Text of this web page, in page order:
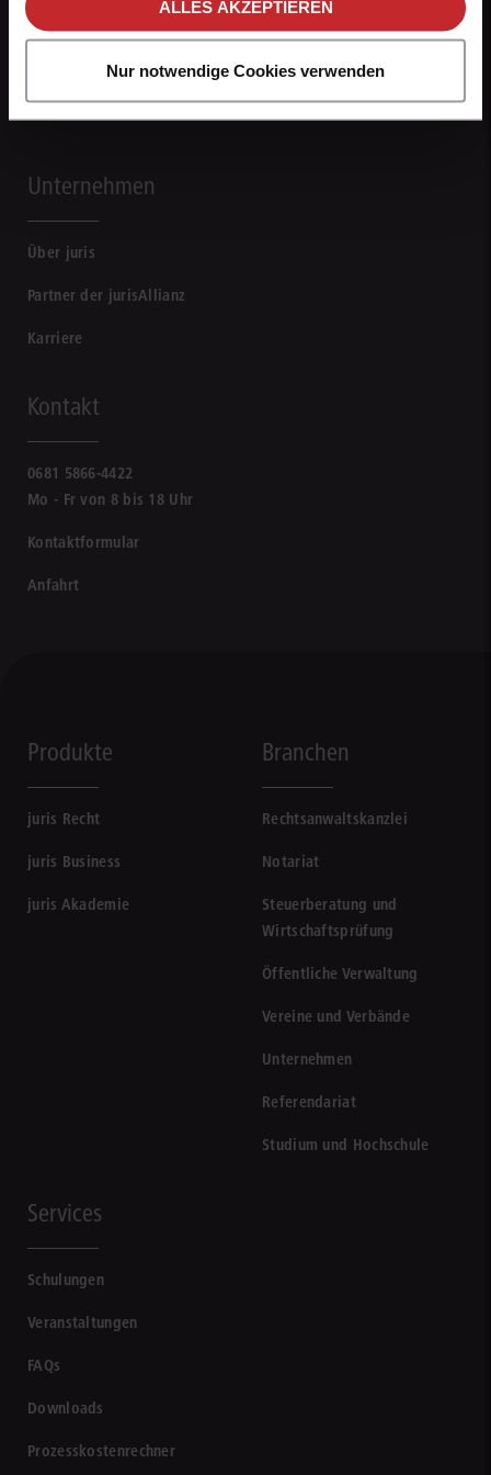
ALLES AKZEPTIEREN
Nur notwendige Cookies verwenden
Unternehmen
Über juris
Partner der jurisAllianz
Karriere
Kontakt
0681 5866-4422
Mo - Fr von 8 bis 18 Uhr
Kontaktformular
Anfahrt
Produkte
juris Recht
juris Business
juris Akademie
Branchen
Rechtsanwaltskanzlei
Notariat
Steuerberatung und
Wirtschaftsprüfung
Öffentliche Verwaltung
Vereine und Verbände
Unternehmen
Referendariat
Studium und Hochschule
Services
Schulungen
Veranstaltungen
FAQs
Downloads
Prozesskostenrechner